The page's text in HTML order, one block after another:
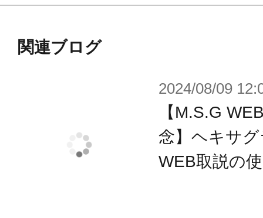
ニットなどに対応しており各種ウェ
■前腕部にはスライドギミックが施
を取り外した状態がキャノン砲に見
ます。肘部のブレードは可動します
■手首パーツはフレームアームズと
関連ブログ
2024/08/09
【M.S.G
念】ヘキサ
WEB取説の